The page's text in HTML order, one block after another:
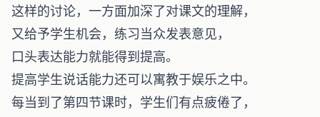
这样的讨论，一方面加深了对课文的理解，
又给予学生机会，练习当众发表意见，
口头表达能力就能得到提高。
提高学生说话能力还可以寓教于娱乐之中。
每当到了第四节课时，学生们有点疲倦了，